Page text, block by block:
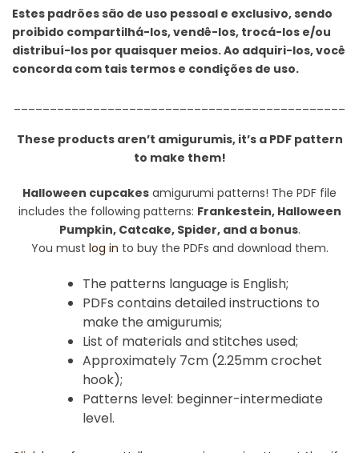
Estes padrões são de uso pessoal e exclusivo, sendo
proibido compartilhá-los, vendê-los, trocá-los e/ou
distribuí-los por quaisquer meios. Ao adquiri-los, você
concorda com tais termos e condições de uso.
These products aren’t amigurumis, it’s a PDF pattern
to make them!
Halloween cupcakes amigurumi patterns! The PDF file
includes the following patterns: Frankestein, Halloween
Pumpkin, Catcake, Spider, and a bonus.
You must log in to buy the PDFs and download them.
The patterns language is English;
PDFs contains detailed instructions to
make the amigurumis;
List of materials and stitches used;
Approximately 7cm (2.25mm crochet
hook);
Patterns level: beginner-intermediate
level.